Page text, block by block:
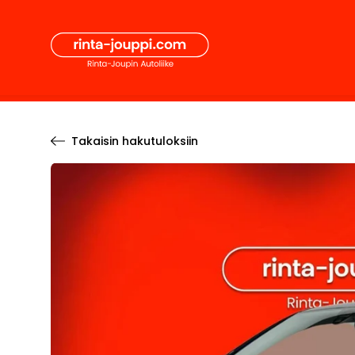
sisältöön
Takaisin hakutuloksiin